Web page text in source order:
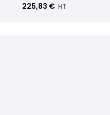
225,83 € HT